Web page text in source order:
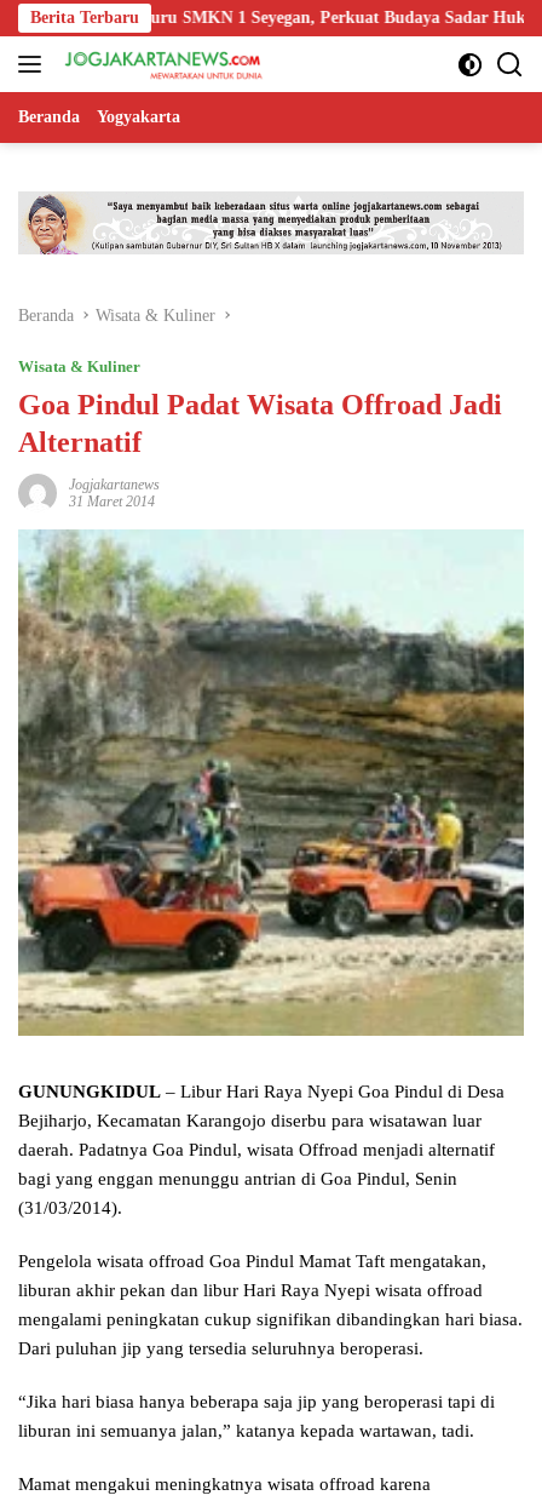
Langsung
ke
konten
Berita Terbaru
Guru SMKN 1 Seyegan, Perkuat Budaya Sadar Hukum di
Beranda Yogyakarta
Beranda Wisata & Kuliner
Wisata & Kuliner
Goa Pindul Padat Wisata Offroad Jadi
Alternatif
Jogjakartanews
31 Maret 2014
GUNUNGKIDUL – Libur Hari Raya Nyepi Goa Pindul di Desa
Bejiharjo, Kecamatan Karangojo diserbu para wisatawan luar
daerah. Padatnya Goa Pindul, wisata Offroad menjadi alternatif
bagi yang enggan menunggu antrian di Goa Pindul, Senin
(31/03/2014).
Pengelola wisata offroad Goa Pindul Mamat Taft mengatakan,
liburan akhir pekan dan libur Hari Raya Nyepi wisata offroad
mengalami peningkatan cukup signifikan dibandingkan hari biasa.
Dari puluhan jip yang tersedia seluruhnya beroperasi.
“Jika hari biasa hanya beberapa saja jip yang beroperasi tapi di
liburan ini semuanya jalan,” katanya kepada wartawan, tadi.
Mamat mengakui meningkatnya wisata offroad karena